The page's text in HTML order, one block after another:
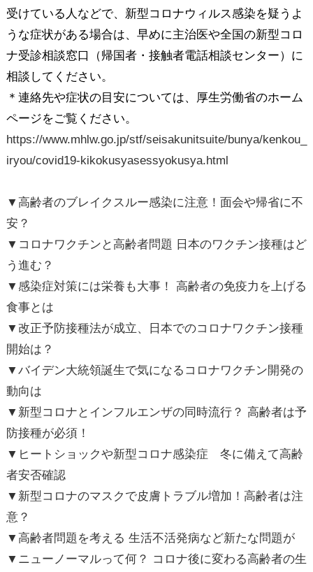
受けている人などで、新型コロナウィルス感染を疑うよ
うな症状がある場合は、早めに主治医や全国の新型コロ
ナ受診相談窓口（帰国者・接触者電話相談センター）に
相談してください。
＊連絡先や症状の目安については、厚生労働省のホーム
ページをご覧ください。
https://www.mhlw.go.jp/stf/seisakunitsuite/bunya/kenkou_
iryou/covid19-kikokusyasessyokusya.html
▼高齢者のブレイクスルー感染に注意！面会や帰省に不
安？
▼コロナワクチンと高齢者問題 日本のワクチン接種はど
う進む？
▼感染症対策には栄養も大事！ 高齢者の免疫力を上げる
食事とは
▼改正予防接種法が成立、日本でのコロナワクチン接種
開始は？
▼バイデン大統領誕生で気になるコロナワクチン開発の
動向は
▼新型コロナとインフルエンザの同時流行？ 高齢者は予
防接種が必須！
▼ヒートショックや新型コロナ感染症 冬に備えて高齢
者安否確認
▼新型コロナのマスクで皮膚トラブル増加！高齢者は注
意？
▼高齢者問題を考える 生活不活発病など新たな問題が
▼ニューノーマルって何？ コロナ後に変わる高齢者の生